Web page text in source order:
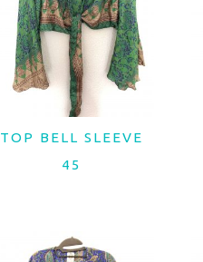
LER MAIS
TOP BELL SLEEVE
45